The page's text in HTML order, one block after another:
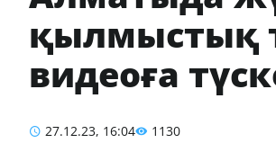
қылмыстық
видеоға
27.12.23, 16:04 1130